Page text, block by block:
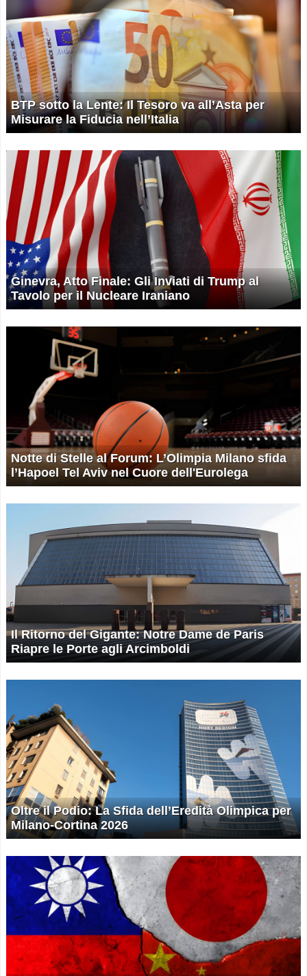
BTP sotto la Lente: Il Tesoro va all’Asta per
Misurare la Fiducia nell’Italia
Ginevra, Atto Finale: Gli Inviati di Trump al
Tavolo per il Nucleare Iraniano
Notte di Stelle al Forum: L’Olimpia Milano sfida
l’Hapoel Tel Aviv nel Cuore dell'Eurolega
Il Ritorno del Gigante: Notre Dame de Paris
Riapre le Porte agli Arcimboldi
Oltre il Podio: La Sfida dell’Eredità Olimpica per
Milano-Cortina 2026